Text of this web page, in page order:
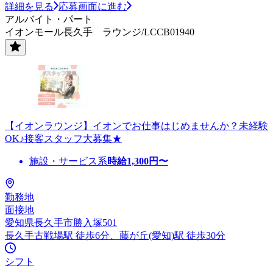
詳細を見る
応募画面に進む
アルバイト・パート
イオンモール長久手 ラウンジ/LCCB01940
【イオンラウンジ】イオンでお仕事はじめませんか？未経験
OK♪接客スタッフ大募集★
施設・サービス系時給1,300円〜
勤務地
面接地
愛知県長久手市勝入塚501
長久手古戦場駅 徒歩6分、藤が丘(愛知)駅 徒歩30分
シフト